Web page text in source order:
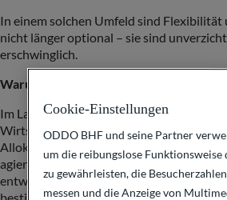
In einem solchen Umfeld sind Flexibilität
nicht länger optional – sie sind
erschwinglich.
Warum es darauf ankommt, global und
Im Laufe eines Marktzyklus setzt sich mal
Wirtschaftsraum, mal der andere an die
Allokation nur auf den heimischen Markt
agiert, lässt womöglich Chancen in sich
entwickelnden Bereichen ungenutzt oder
Cookie-Einstellungen
ODDO BHF und seine Partner
um die reibungslose Funktionsweise
zu gewährleisten, die
messen und die Anzeige von